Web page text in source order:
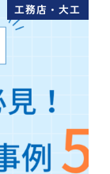
工務店・大工